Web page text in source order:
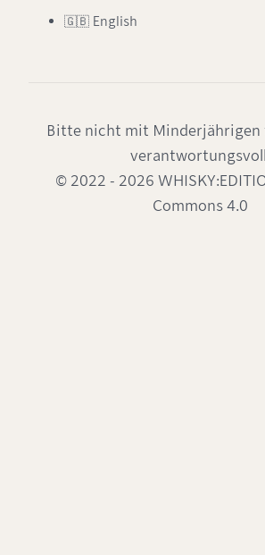
🇬🇧 English
Bitte nicht mit Minderjährigen
© 2022 - 2026
Commons 4.0